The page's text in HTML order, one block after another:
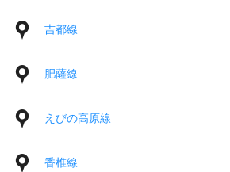
吉都線
肥薩線
えびの高原線
香椎線